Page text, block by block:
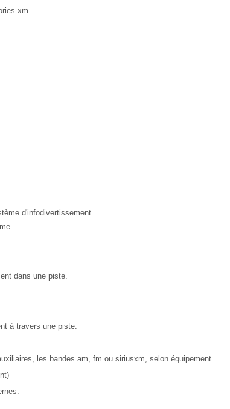
xm.
d'infodivertissement.
dans une piste.
à travers une piste.
les bandes am, fm ou siriusxm, selon équipement.